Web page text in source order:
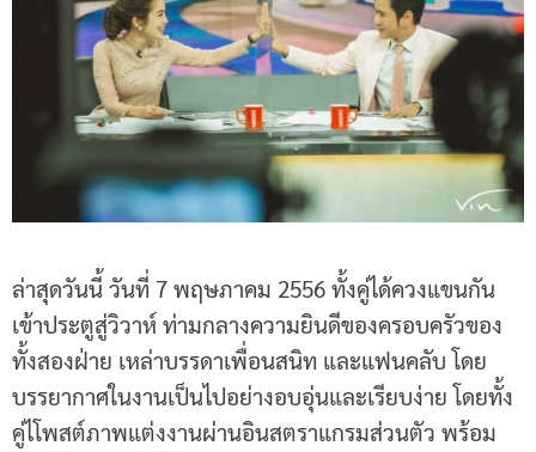
ล่าสุดวันนี้ วันที่ 7 พฤษภาคม 2556 ทั้งคู่ได้ควงแขนกัน
เข้าประตูสู่วิวาห์ ท่ามกลางความยินดีของครอบครัวของ
ทั้งสองฝ่าย เหล่าบรรดาเพื่อนสนิท และแฟนคลับ โดย
บรรยากาศในงานเป็นไปอย่างอบอุ่นและเรียบง่าย โดยทั้ง
คู่ไโพสต์ภาพแต่งงานผ่านอินสตราแกรมส่วนตัว พร้อม